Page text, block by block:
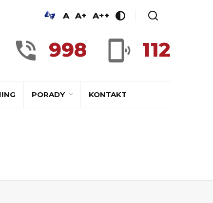
A A+ A++
998 112
PORADY KONTAKT